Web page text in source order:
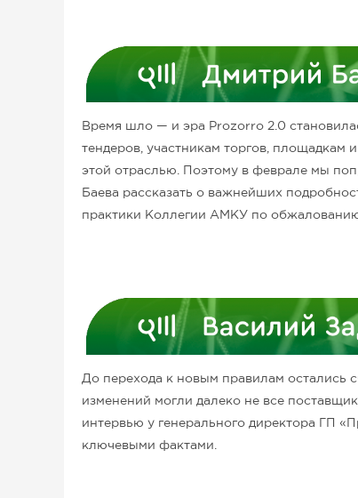
Время шло — и эра Prozorro 2.0
тендеров, участникам торгов,
этой отраслью. Поэтому в феврале мы
Баева рассказать о важнейших
практики Коллегии АМКУ по
До перехода к новым правилам остались
изменений могли далеко не все
интервью у генерального директора ГП
ключевыми фактами.